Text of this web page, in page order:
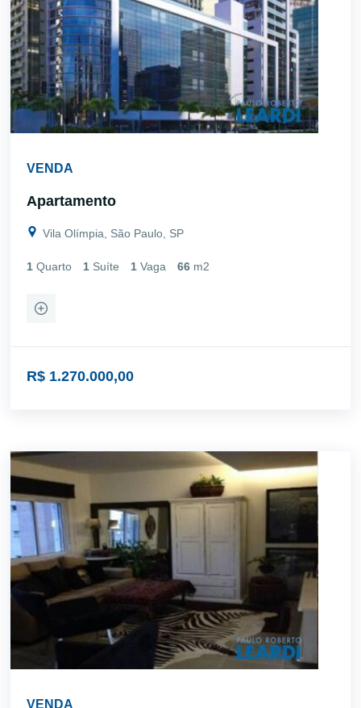
VENDA
Apartamento
Vila Olímpia, São Paulo, SP
1 Quarto 1 Suíte 1 Vaga 66 m2
R$ 1.270.000,00
VENDA